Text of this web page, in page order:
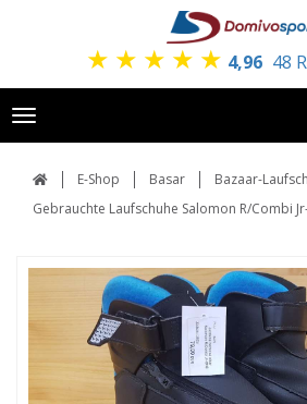
★ ★ ★ ★ ★ 4,96 48
Toggle
navigation
E-Shop Basar
Bazaar-
Gebrauchte Laufschuhe Salomon R/Combi